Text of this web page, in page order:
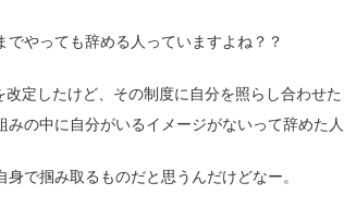
やっても辞める人っていますよね？？
定したけど、その制度に自分を照らし合わせ
の中に自分がいるイメージがないって辞めた人
で掴み取るものだと思うんだけどなー。